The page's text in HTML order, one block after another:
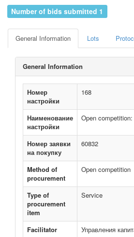
Number of bids submitted 1
General Information Lots
General Information
Номер
настройки
168
Наименование
настройки
Open
Номер заявки
на покупку
60832
Method of
procurement
Open competition
Type of
procurement
item
Service
Facilitator
Управления